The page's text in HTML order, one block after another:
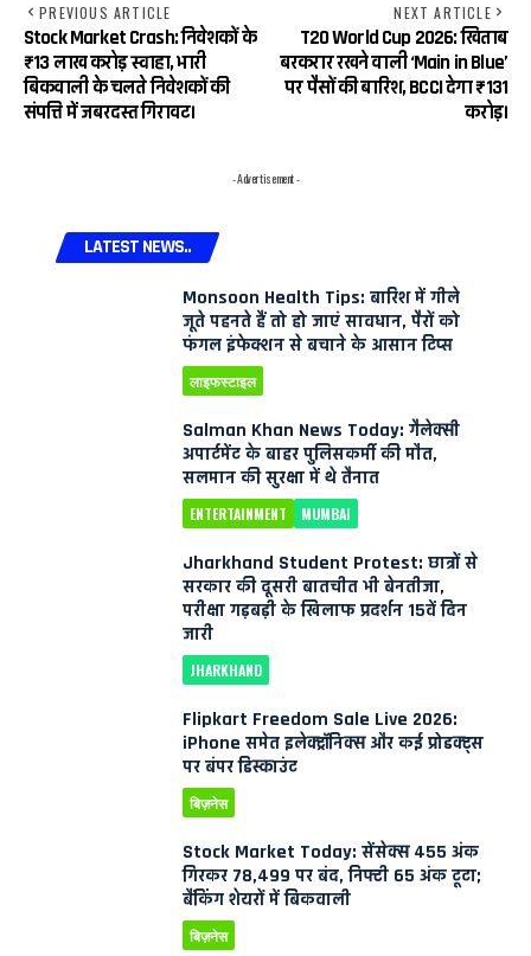
PREVIOUS ARTICLE
Stock Market Crash: निवेशकों के
₹13 लाख करोड़ स्वाहा, भारी
बिकवाली के चलते निवेशकों की
संपत्ति में जबरदस्त गिरावट।
NEXT ARTICLE
T20 World Cup 2026: खिताब
बरकरार रखने वाली ‘Main in Blue’
पर पैसों की बारिश, BCCI देगा ₹131
करोड़।
- Advertisement -
LATEST NEWS..
Monsoon Health Tips: बारिश में गीले
जूते पहनते हैं तो हो जाएं सावधान, पैरों को
फंगल इंफेक्शन से बचाने के आसान टिप्स
लाइफस्टाइल
Salman Khan News Today: गैलेक्सी
अपार्टमेंट के बाहर पुलिसकर्मी की मौत,
सलमान की सुरक्षा में थे तैनात
ENTERTAINMENT MUMBAI
Jharkhand Student Protest: छात्रों से
सरकार की दूसरी बातचीत भी बेनतीजा,
परीक्षा गड़बड़ी के खिलाफ प्रदर्शन 15वें दिन
जारी
JHARKHAND
Flipkart Freedom Sale Live 2026:
iPhone समेत इलेक्ट्रॉनिक्स और कई प्रोडक्ट्स
पर बंपर डिस्काउंट
बिज़नेस
Stock Market Today: सेंसेक्स 455 अंक
गिरकर 78,499 पर बंद, निफ्टी 65 अंक टूटा;
बैंकिंग शेयरों में बिकवाली
बिज़नेस